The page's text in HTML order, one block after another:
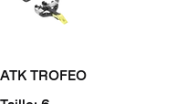
ATK TROFEO